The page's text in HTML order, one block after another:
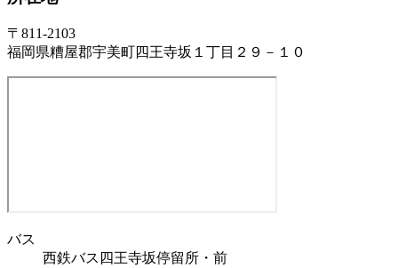
〒811-2103
福岡県糟屋郡宇美町四王寺坂１丁目２９－１０
バス
西鉄バス四王寺坂停留所・前